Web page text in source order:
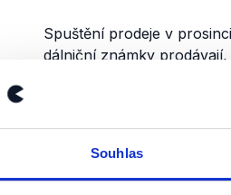
Souhlas
Spuštění prodeje v
dálniční známky
registrační značku. To
(SFDI) připravilzpůsob,